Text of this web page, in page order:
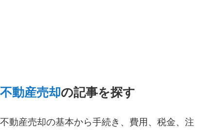
不動産売却の記事を探す
不動産売却の基本から手続き、費用、税金、注